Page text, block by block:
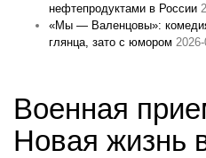
нефтепродуктами в России
«Мы — Валенцовы»:
глянца, зато с юмором
Военная
Новая жизнь